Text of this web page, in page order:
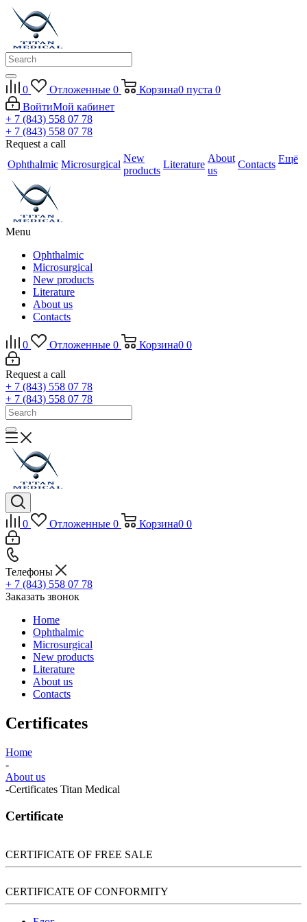
0 Отложенные 0 Корзина0 пуста 0
ВойтиМой кабинет
+ 7 (843) 558 07 78
+ 7 (843) 558 07 78
Request a call
Ophthalmic Microsurgical
New
products
Literature
About
us
Contacts Ещё
Menu
Ophthalmic
Microsurgical
New products
Literature
About us
Contacts
0 Отложенные 0 Корзина0 0
Request a call
+ 7 (843) 558 07 78
+ 7 (843) 558 07 78
0 Отложенные 0 Корзина0 0
Телефоны
+ 7 (843) 558 07 78
Заказать звонок
Home
Ophthalmic
Microsurgical
New products
Literature
About us
Contacts
Certificates
Home
-
About us
-Certificates Titan Medical
Certificate
CERTIFICATE OF FREE SALE
CERTIFICATE OF CONFORMITY